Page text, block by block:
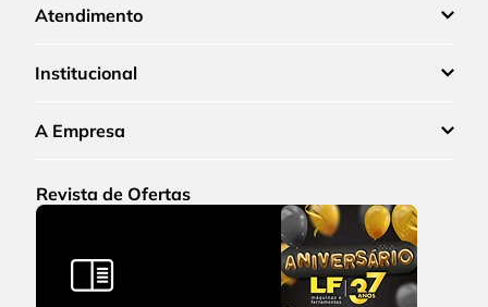
Atendimento
Institucional
A Empresa
Revista de Ofertas